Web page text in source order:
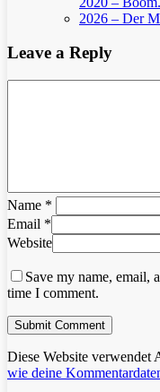
2026 – Der
Leave a Reply
Name *
Email *
Website
Save my name, email,
time I comment.
Diese Website verwendet
wie deine